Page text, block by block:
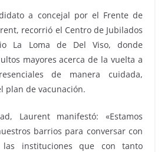
a concejal por el Frente de
recorrió el Centro de Jubilados
La Loma de Del Viso, donde
mayores acerca de la vuelta a
de manera cuidada,
plan de vacunación.
Laurent manifestó: «Estamos
barrios para conversar con
instituciones que con tanto